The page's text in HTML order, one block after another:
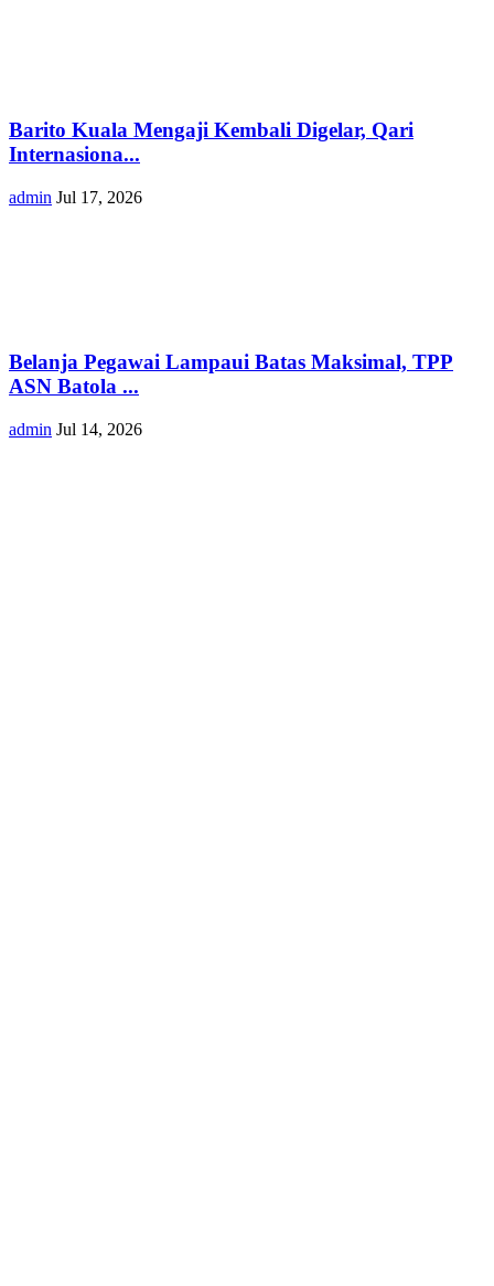
Barito Kuala Mengaji Kembali Digelar, Qari
Internasiona...
admin Jul 17, 2026
Belanja Pegawai Lampaui Batas Maksimal, TPP
ASN Batola ...
admin Jul 14, 2026